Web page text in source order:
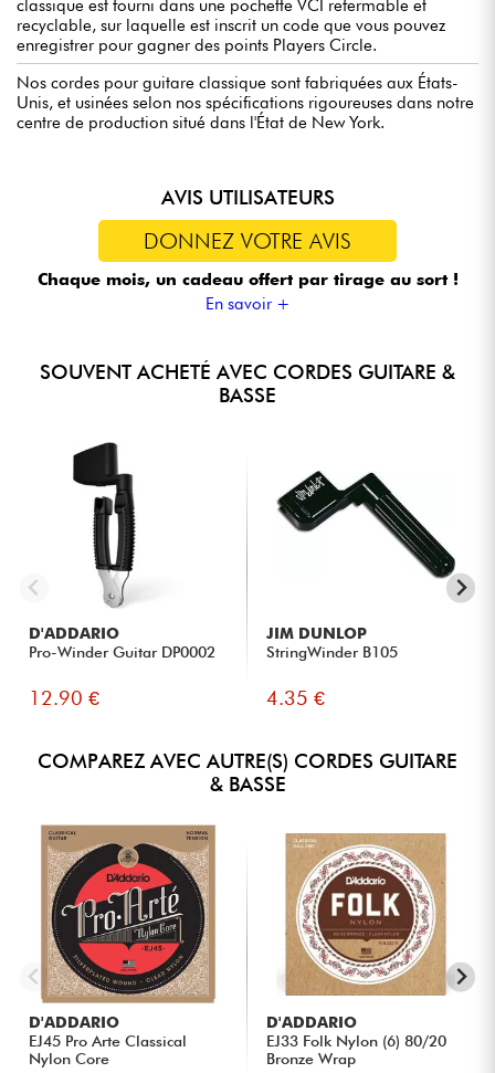
classique est fourni dans une pochette VCI refermable et
recyclable, sur laquelle est inscrit un code que vous pouvez
enregistrer pour gagner des points Players Circle.
Nos cordes pour guitare classique sont fabriquées aux États-
Unis, et usinées selon nos spécifications rigoureuses dans notre
centre de production situé dans l'État de New York.
AVIS UTILISATEURS
DONNEZ VOTRE AVIS
Chaque mois, un cadeau offert par tirage au sort !
En savoir +
SOUVENT ACHETÉ AVEC CORDES GUITARE &
BASSE
D'ADDARIO
Pro-Winder Guitar DP0002
12.90 €
JIM DUNLOP
StringWinder B105
4.35 €
COMPAREZ AVEC AUTRE(S) CORDES GUITARE
& BASSE
D'ADDARIO
EJ45 Pro Arte Classical
Nylon Core
D'ADDARIO
EJ33 Folk Nylon (6) 80/20
Bronze Wrap